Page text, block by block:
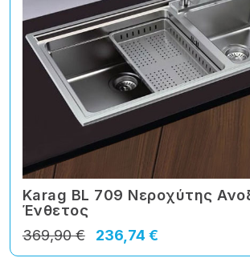
Karag BL 709 Νεροχύτης
Ένθετος
236,74 €
369,90 €